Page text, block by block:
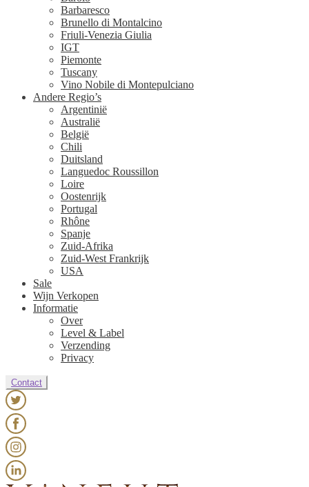
Barbaresco
Brunello di Montalcino
Friuli-Venezia Giulia
IGT
Piemonte
Tuscany
Vino Nobile di Montepulciano
Andere Regio’s
Argentinië
Australië
België
Chili
Duitsland
Languedoc Roussillon
Loire
Oostenrijk
Portugal
Rhône
Spanje
Zuid-Afrika
Zuid-West Frankrijk
USA
Sale
Wijn Verkopen
Informatie
Over
Level & Label
Verzending
Privacy
Contact